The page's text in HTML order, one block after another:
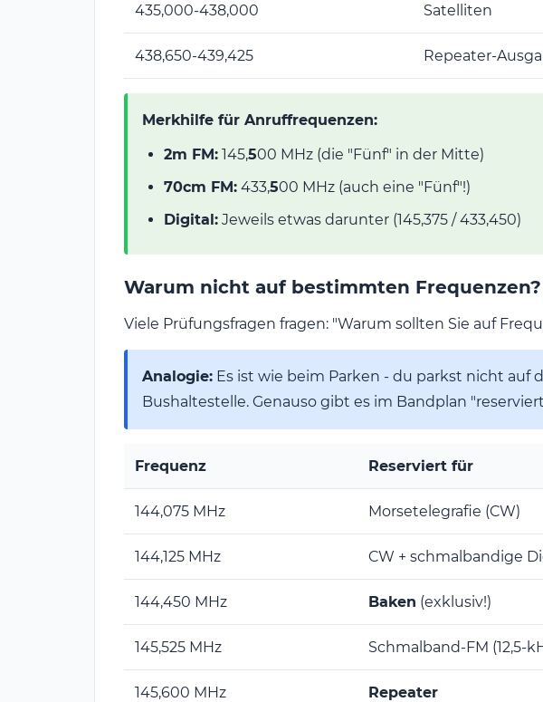
435,000-438,000 Satelliten
438,650-439,425 Repeater-
Merkhilfe für Anruffrequenzen:
2m FM: 145,500 MHz (die "Fünf" in der Mitte)
70cm FM: 433,500 MHz (auch eine "Fünf"!)
Digital: Jeweils etwas darunter (145,375 / 433,450)
Warum nicht auf bestimmten Frequenzen?
Viele Prüfungsfragen fragen: "Warum sollten Sie auf
Analogie: Es ist wie beim Parken - du parkst nicht
Bushaltestelle. Genauso gibt es im Bandplan
Frequenz Reserviert für
144,075 MHz Morsetelegrafie (CW)
144,125 MHz CW + schmalbandige
144,450 MHz Baken (exklusiv!)
145,525 MHz Schmalband-FM (12,5-
145,600 MHz Repeater